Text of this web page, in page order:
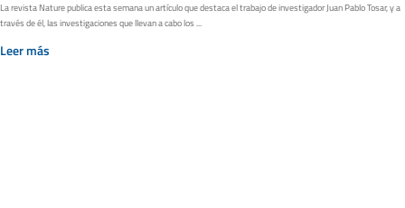
La revista Nature publica esta semana un artículo que destaca el trabajo de investigador Juan Pablo Tosar, y a
través de él, las investigaciones que llevan a cabo los ...
Leer más